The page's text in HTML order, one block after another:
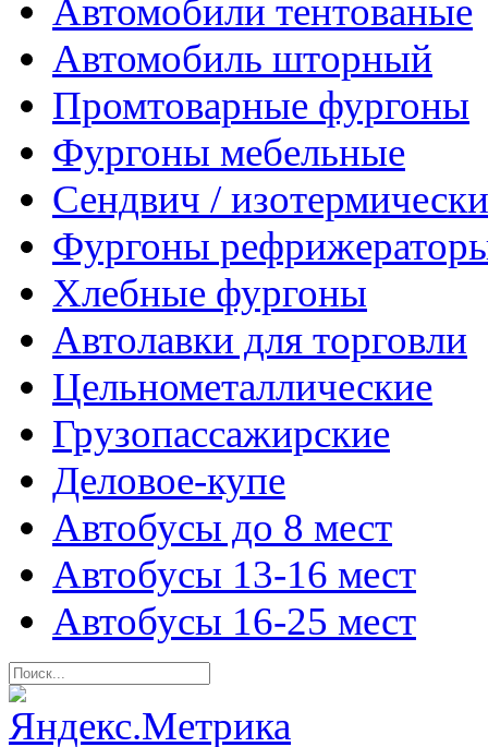
Автомобили тентованые
Автомобиль шторный
Промтоварные фургоны
Фургоны мебельные
Сендвич /
Фургоны
Хлебные фургоны
Автолавки для торговли
Цельнометаллические
Грузопассажирские
Деловое-купе
Автобусы до 8 мест
Автобусы 13-16 мест
Автобусы 16-25 мест